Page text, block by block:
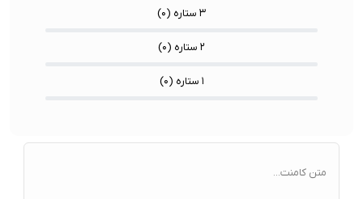
۳ ستاره ( ۰)
۲ ستاره ( ۰)
۱ ستاره ( ۰)
متن کامنت...